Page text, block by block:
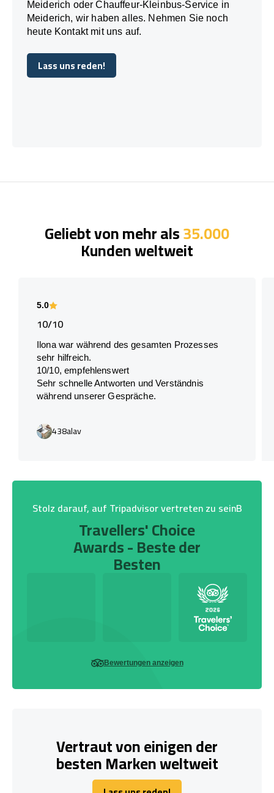
Meiderich oder Chauffeur-Kleinbus-Service in
Meiderich, wir haben alles. Nehmen Sie noch
heute Kontakt mit uns auf.
Lass uns reden!
Lass uns reden!
Geliebt von mehr als35.000
Kunden weltweit
5.0
10/10
Ilona war während des gesamten Prozesses
sehr hilfreich.
10/10, empfehlenswert
Sehr schnelle Antworten und Verständnis
während unserer Gespräche.
438alav
Stolz darauf, auf Tripadvisor vertreten zu seinB
Travellers' Choice
Awards - Beste der
Besten
Bewertungen anzeigen
Vertraut von einigen der
besten Marken weltweit